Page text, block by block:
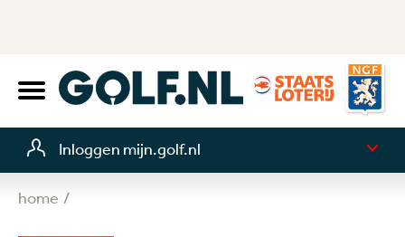
Inloggen mijn.golf.nl
home